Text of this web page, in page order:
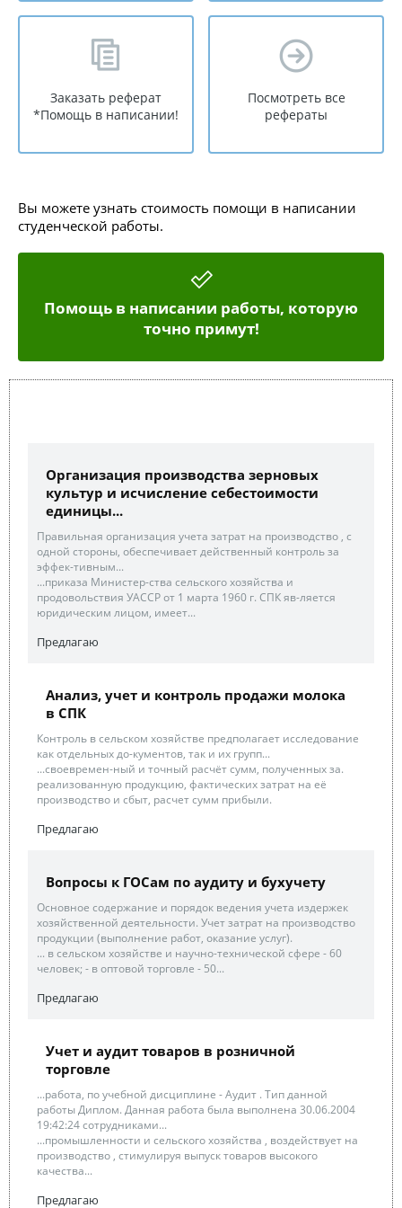
Заказать реферат
*Помощь в написании!
Посмотреть все
рефераты
Вы можете узнать стоимость помощи в написании
студенческой работы.
Помощь в написании работы, которую
точно примут!
Организация производства зерновых
культур и исчисление себестоимости
единицы...
Правильная организация учета затрат на производство , с
одной стороны, обеспечивает действенный контроль за
эффек-тивным...
...приказа Министер-ства сельского хозяйства и
продовольствия УАССР от 1 марта 1960 г. СПК яв-ляется
юридическим лицом, имеет...
Предлагаю
Анализ, учет и контроль продажи молока
в СПК
Контроль в сельском хозяйстве предполагает исследование
как отдельных до-кументов, так и их групп...
...своевремен-ный и точный расчёт сумм, полученных за.
реализованную продукцию, фактических затрат на её
производство и сбыт, расчет сумм прибыли.
Предлагаю
Вопросы к ГОСам по аудиту и бухучету
Основное содержание и порядок ведения учета издержек
хозяйственной деятельности. Учет затрат на производство
продукции (выполнение работ, оказание услуг).
... в сельском хозяйстве и научно-технической сфере - 60
человек; - в оптовой торговле - 50...
Предлагаю
Учет и аудит товаров в розничной
торговле
...работа, по учебной дисциплине - Аудит . Тип данной
работы Диплом. Данная работа была выполнена 30.06.2004
19:42:24 сотрудниками...
...промышленности и сельского хозяйства , воздействует на
производство , стимулируя выпуск товаров высокого
качества...
Предлагаю